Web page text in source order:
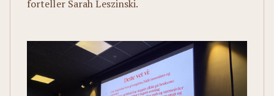
forteller Sarah Leszinski.